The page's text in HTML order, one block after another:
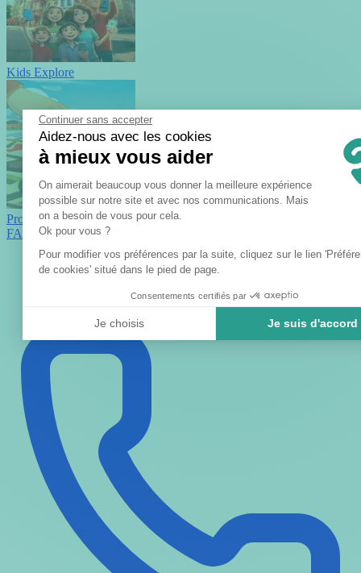
Continuer sans accepter
Aidez-nous avec les cookies
à mieux vous aider
Plateforme de Gestion du
On aimerait beaucoup vous donner la meilleure expérience
possible sur notre site et avec nos communications. Mais
on a besoin de vous pour cela.
Ok pour vous ?
Pour modifier vos préférences par la suite, cliquez sur le lien
de cookies' situé dans le pied de page.
Consentements certifiés par
Je choisis Je suis d'accord
Kids Explore
Projet Arcadia
FAQ
Blog
Famille et amis
Team Building